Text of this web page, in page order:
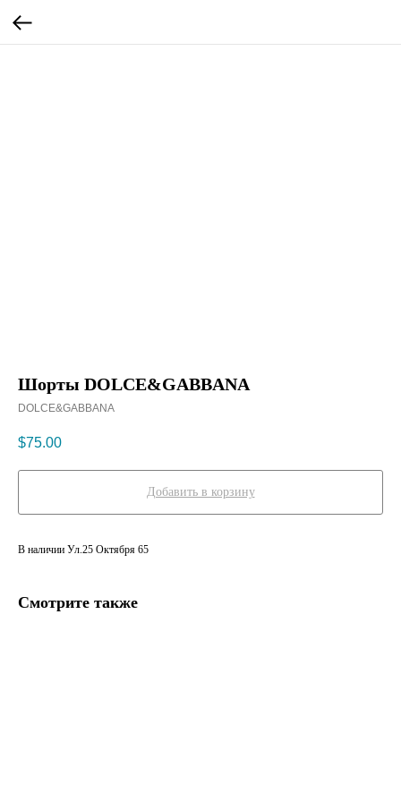
Шорты DOLCE&GABBANA
DOLCE&GABBANA
$75.00
Добавить в корзину
В наличии Ул.25 Октября 65
Смотрите также